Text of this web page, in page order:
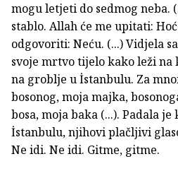
mogu letjeti do sedmog neba.
stablo. Allah će me upitati:
odgovoriti: Neću. (...) Vidjela
svoje mrtvo tijelo kako leži na
na groblje u İstanbulu. Za
bosonog, moja majka,
bosa, moja baka (...). Padala
İstanbulu, njihovi plačljivi
Ne idi. Ne idi. Gitme, gitme.